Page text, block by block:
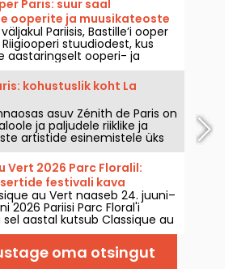
Paris: suur saal
ooperite ja muusikateoste
Pariisis, Bastille’i ooper
Riigiooperi stuudiodest, kus
aastaringselt ooperi- ja
1989. aastal avatud
on populaarsuselt
ning pakub teavet lüüriliste ja
etenduste kohta pealinnas
kohtumispaik
kohustuslik koht La
asuv Zénith de Paris on
ja paljudele riiklike ja
artistide esinemistele üks
sümboolsemaid
Vert 2026 Parc Floralil:
festivali kava
au Vert naaseb 24. juuni–
2026 Pariisi Parc Floral'i
sel aastal kutsub Classique au
ja algajaid kuulajaid
rütmi ja ilusa ilma koos
ja kasvavate artistidega.
oma otsingut